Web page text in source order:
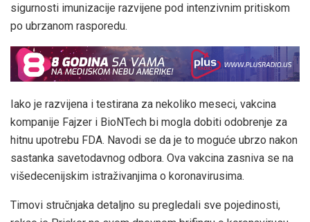
sigurnosti imunizacije razvijene pod intenzivnim pritiskom
po ubrzanom rasporedu.
Iako je razvijena i testirana za nekoliko meseci, vakcina
kompanije Fajzer i BioNTech bi mogla dobiti odobrenje za
hitnu upotrebu FDA. Navodi se da je to moguće ubrzo nakon
sastanka savetodavnog odbora. Ova vakcina zasniva se na
višedecenijskim istraživanjima o koronavirusima.
Timovi stručnjaka detaljno su pregledali sve pojedinosti,